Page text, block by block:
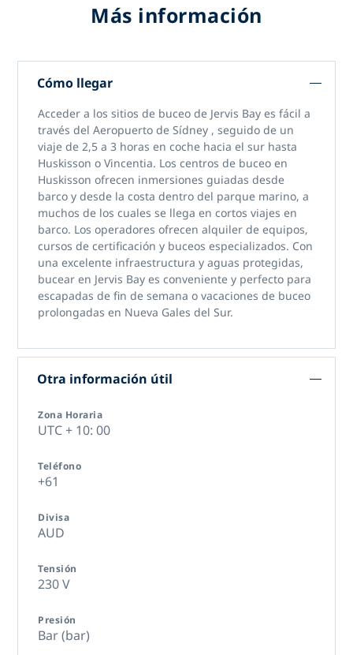
Más información
Cómo llegar
Accedera los sitios de buceo de Jervis Bay es fácil a
travésdel Aeropuerto de Sídney , seguido de un
viaje de 2,5 a 3 horas en coche hacia el sur hasta
Huskisson o Vincentia. Los centros de buceo en
Huskisson ofrecen inmersiones guiadas desde
barco y desde la costa dentro del parque marino, a
muchos de los cuales se llega en cortos viajes en
barco. Los operadores ofrecen alquiler de equipos,
cursos de certificación y buceos especializados. Con
una excelente infraestructura y aguas protegidas,
bucear en Jervis Bay es conveniente y perfecto para
escapadas de fin de semana o vacaciones de buceo
prolongadas en Nueva Gales del Sur.
Otra información útil
Zona Horaria
UTC + 10: 00
Teléfono
+61
Divisa
AUD
Tensión
230 V
Presión
Bar (bar)